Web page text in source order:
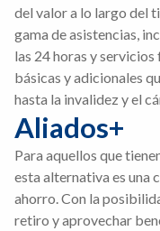
del valor a lo largo del
gama de asistencias,
las 24 horas y
básicas y adicionales
hasta la invalidez y el
Aliados+
Para aquellos que
esta alternativa es una
ahorro. Con la
retiro y aprovechar